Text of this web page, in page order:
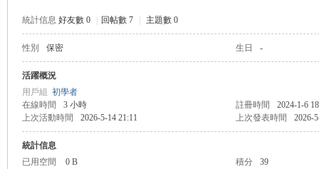
統計信息 好友數 0 回帖數 7 主題數 0
性別 保密 生日 -
活躍概況
用戶組 初學者
在線時間
3 小時 註冊時間
2024-1-6
上次活動時間
2026-5-14 21:11 上次發表時間 2026-
統計信息
已用空間
0 B 積分
39